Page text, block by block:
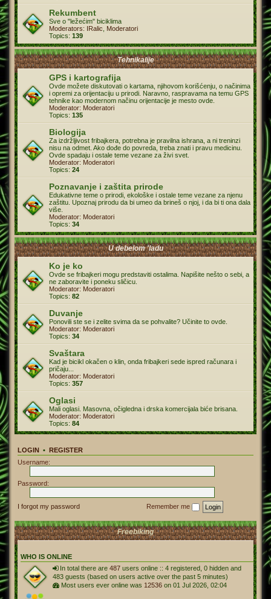
Rekumbent
Sve o "ležećim" biciklima
Moderators: IRalic
Moderatori
Topics: 139
Tehnikalije
GPS i kartografija
Ovde možete diskutovati o kartama, njihovom korišćenju, o načinima
i opremi za orijentaciju u prirodi. Naravno, raspravama na temu GPS
tehnike kao modernom načinu orijentacije je mesto ovde.
Moderator: Moderatori
Topics: 135
Biologija
Za izdržljivost fribajkera, potrebna je pravilna ishrana, a ni treninzi
nisu na odmet. Ako dođe do povreda, treba znati i pravu medicinu.
Ovde spadaju i ostale teme vezane za živi svet.
Moderator: Moderatori
Topics: 24
Poznavanje i zaštita prirode
Edukativne teme o prirodi, ekološke i ostale teme vezane za njenu
zaštitu. Upoznaj prirodu da bi umeo da brineš o njoj, i da bi ti ona dala
više.
Moderator: Moderatori
Topics: 34
U debelom 'ladu
Ko je ko
Ovde se fribajkeri mogu predstaviti ostalima. Napišite nešto o sebi, a
ne zaboravite i poneku sličicu.
Moderator: Moderatori
Topics: 82
Duvanje
Ponovili ste se i zelite svima da se pohvalite? Učinite to ovde.
Moderator: Moderatori
Topics: 34
Svaštara
Kad je bicikl okačen o klin, onda fribajkeri sede ispred računara i
pričaju...
Moderator: Moderatori
Topics: 357
Oglasi
Mali oglasi. Masovna, očigledna i drska komercijala biće brisana.
Moderator: Moderatori
Topics: 84
LOGIN • REGISTER
Username:
Password:
I forgot my password Remember me
Freebiking
WHO IS ONLINE
In total there are 487 users online :: 4 registered, 0 hidden and
483 guests (based on users active over the past 5 minutes)
Most users ever online was 12536 on 01 Jul 2026, 02:04